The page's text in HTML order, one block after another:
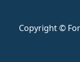
Copyright ©